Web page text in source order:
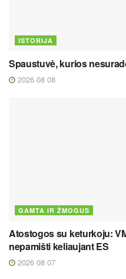
ISTORIJA
Spaustuvė, kurios
2026 08 08
GAMTA IR ŽMOGUS
Atostogos su keturkoju:
nepamišti keliaujant ES
2026 08 07